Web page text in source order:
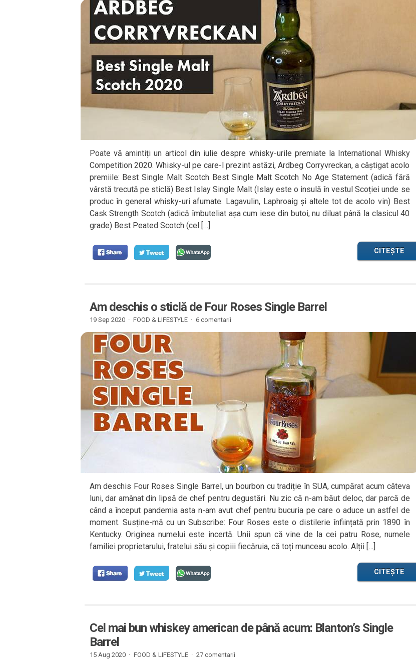
Poate vă amintiți un articol din iulie despre whisky-urile premiate la International Whisky
Competition 2020. Whisky-ul pe care-l prezint astăzi, Ardbeg Corryvreckan, a câștigat acolo
premiile: Best Single Malt Scotch Best Single Malt Scotch No Age Statement (adică fără
vârstă trecută pe sticlă) Best Islay Single Malt (Islay este o insulă în vestul Scoției unde se
produc în general whisky-uri afumate. Lagavulin, Laphroaig și altele tot de acolo vin) Best
Cask Strength Scotch (adică îmbuteliat așa cum iese din butoi, nu diluat până la clasicul 40
grade) Best Peated Scotch (cel […]
CITEȘTE
Am deschis o sticlă de Four Roses Single Barrel
19 Sep 2020 · FOOD & LIFESTYLE· 6 comentarii
Am deschis Four Roses Single Barrel, un bourbon cu tradiție în SUA, cumpărat acum câteva
luni, dar amânat din lipsă de chef pentru degustări. Nu zic că n-am băut deloc, dar parcă de
când a început pandemia asta n-am avut chef pentru bucuria pe care o aduce un astfel de
moment. Susține-mă cu un Subscribe: Four Roses este o distilerie înființată prin 1890 în
Kentucky. Originea numelui este incertă. Unii spun că vine de la cei patru Rose, numele
familiei proprietarului, fratelui său și copiii fiecăruia, că toți munceau acolo. Alții […]
CITEȘTE
Cel mai bun whiskey american de până acum: Blanton’s Single
Barrel
15 Aug 2020 · FOOD & LIFESTYLE· 27 comentarii